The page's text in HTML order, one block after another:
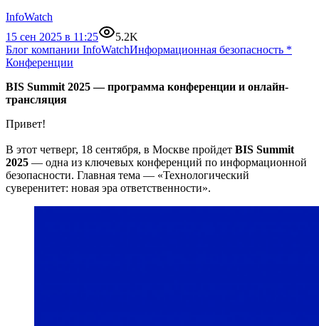
InfoWatch
15 сен 2025 в 11:25
5.2K
Блог компании InfoWatchИнформационная безопасность *
Конференции
BIS Summit 2025 — программа конференции и онлайн-
трансляция
Привет!
В этот четверг, 18 сентября, в Москве пройдет BIS Summit
2025 — одна из ключевых конференций по информационной
безопасности. Главная тема — «Технологический
суверенитет: новая эра ответственности».